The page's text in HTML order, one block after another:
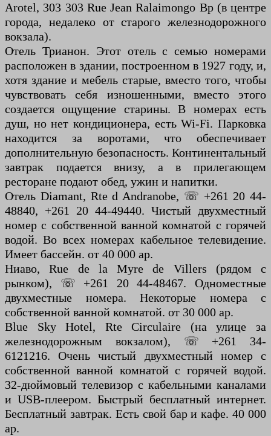
Arotel, 303 303 Rue Jean Ralaimongo Bp (в центре
города, недалеко от старого железнодорожного
вокзала).
Отель Трианон. Этот отель с семью номерами
расположен в здании, построенном в 1927 году, и,
хотя здание и мебель старые, вместо того, чтобы
чувствовать себя изношенными, вместо этого
создается ощущение старины. В номерах есть
душ, но нет кондиционера, есть Wi-Fi. Парковка
находится за воротами, что обеспечивает
дополнительную безопасность. Континентальный
завтрак подается внизу, а в прилегающем
ресторане подают обед, ужин и напитки.
Отель Diamant, Rte d Andranobe, ☏ +261 20 44-
48840, +261 20 44-49440. Чистый двухместный
номер с собственной ванной комнатой с горячей
водой. Во всех номерах кабельное телевидение.
Имеет бассейн. от 40 000 ар.
Ниаво, Rue de la Myre de Villers (рядом с
рынком), ☏ +261 20 44-48467. Одноместные
двухместные номера. Некоторые номера с
собственной ванной комнатой. от 30 000 ар.
Blue Sky Hotel, Rte Circulaire (на улице за
железнодорожным вокзалом), ☏ +261 34-
6121216. Очень чистый двухместный номер с
собственной ванной комнатой с горячей водой.
32-дюймовый телевизор с кабельными каналами
и USB-плеером. Быстрый бесплатный интернет.
Бесплатный завтрак. Есть свой бар и кафе. 40 000
ар.